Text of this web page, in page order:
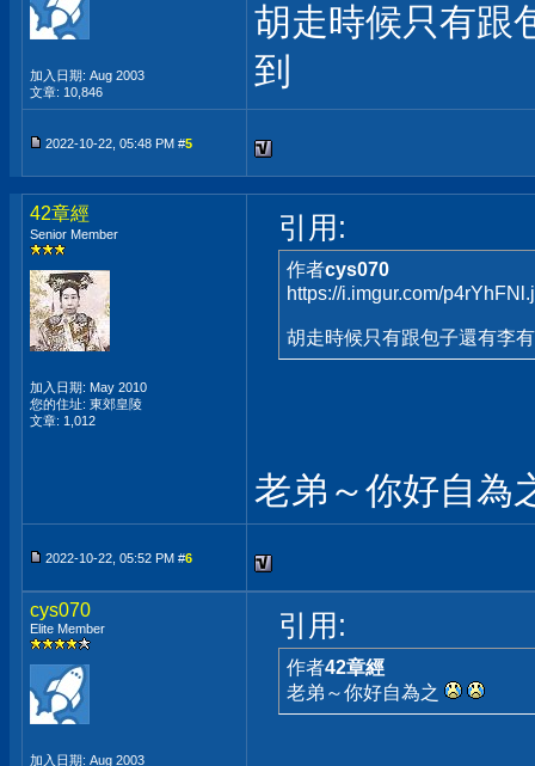
加入日期: Aug 2003
文章: 10,846
胡走時候只有跟
到
2022-10-22, 05:48 PM #5
42章經
Senior Member
加入日期: May 2010
您的住址: 東郊皇陵
文章: 1,012
引用:
作者cys070
https://i.imgur.com/
胡走時候只有跟包子還有李
老弟～你好自為
2022-10-22, 05:52 PM #6
cys070
Elite Member
加入日期: Aug 2003
引用:
作者42章經
老弟～你好自為之